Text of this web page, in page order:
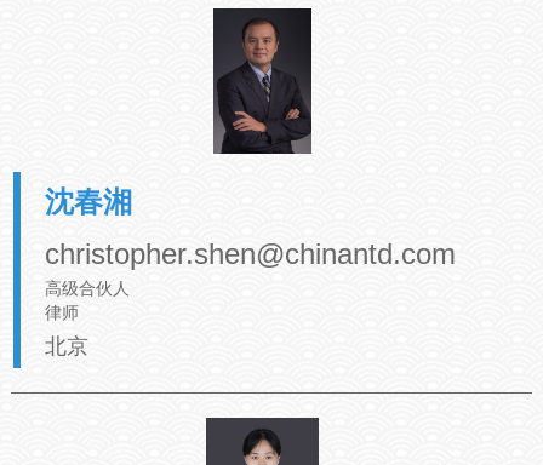
沈春湘
christopher.shen@chinantd.com
高级合伙人
律师
北京